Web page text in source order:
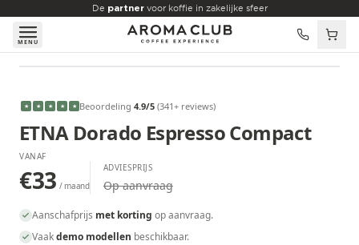
Skip to main content
De partnervoor koffie in zakelijke sfeer
MENU
€33 /maand
★ ★ ★ ★ ★ Beoordeling 4.9/5 (341+ reviews)
ETNA Dorado Espresso Compact
VANAF
€33 / maand
ADVIESPRIJS
Op aanvraag
Aanschafprijs met korting op aanvraag.
Vaakdemo modellen beschikbaar.